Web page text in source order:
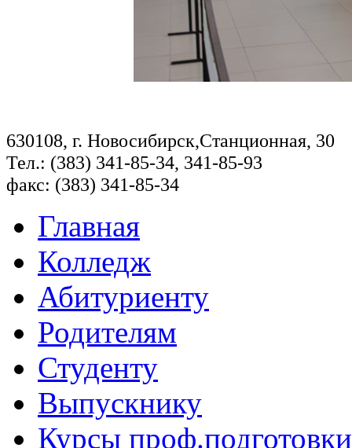
630108, г. Новосибирск,Станционная, 30
Тел.: (383) 341-85-34, 341-85-93
факс: (383) 341-85-34
Главная
Колледж
Абитуриенту
Родителям
Студенту
Выпускнику
Курсы проф.подготовки